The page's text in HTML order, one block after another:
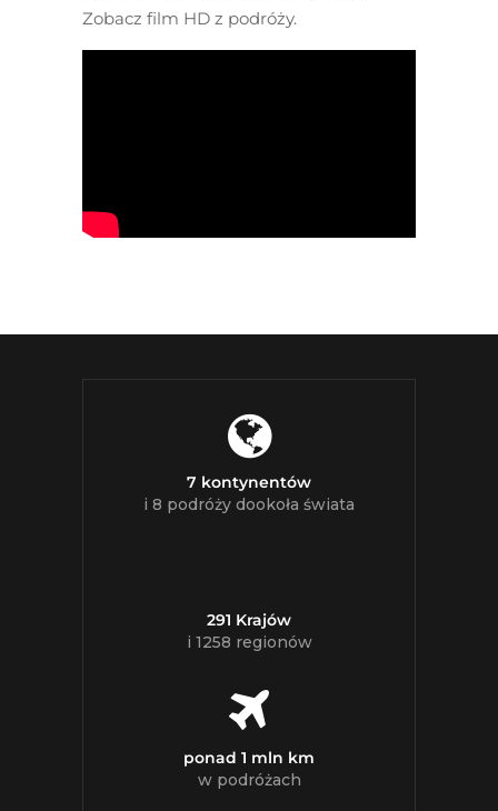
Zobacz film HD z podróży.
7 kontynentów
i 8 podróży dookoła świata
291 Krajów
i 1258 regionów
ponad 1 mln km
w podróżach